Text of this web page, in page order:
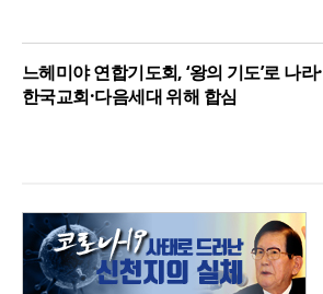
느헤미야 연합기도회, ‘왕의 기도’로 나라·
한국교회·다음세대 위해 합심